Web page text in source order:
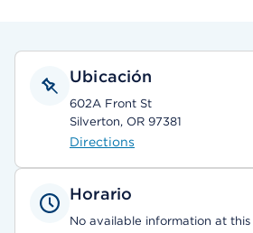
Ubicación
602A Front St
Silverton, OR 97381
Directions
Horario
No available information at this